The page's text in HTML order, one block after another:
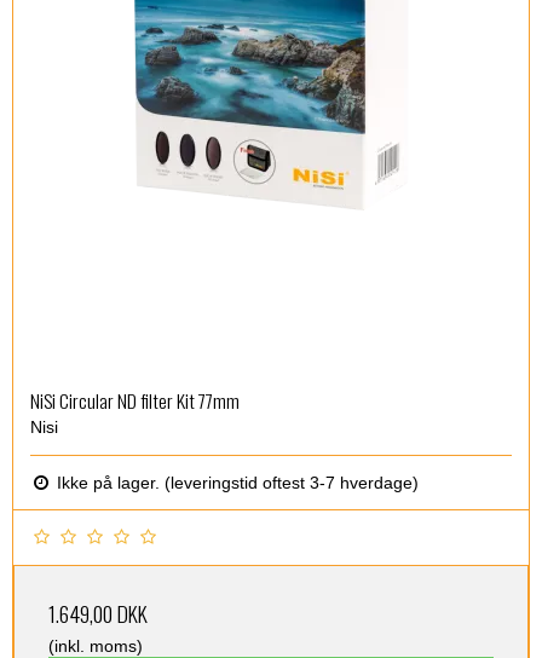
NiSi Circular ND filter Kit 77mm
Nisi
Ikke på lager. (leveringstid oftest 3-7 hverdage)
1.649,00 DKK
(inkl. moms)